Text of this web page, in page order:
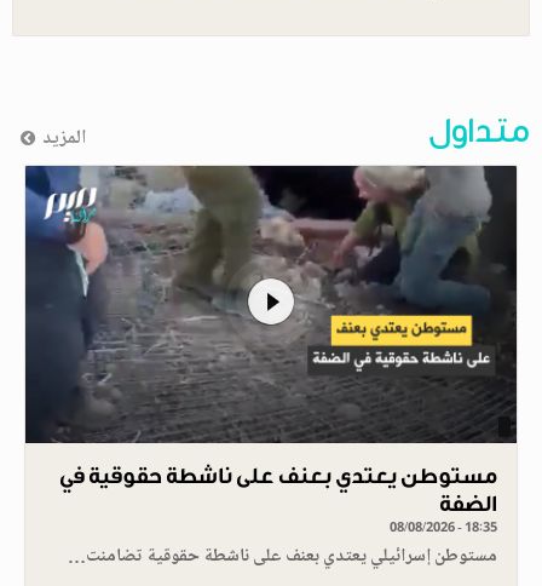
متداول المزيد
مستوطن يعتدي بعنف على ناشطة حقوقية في
الضفة
08/08/2026 - 18:35
مستوطن إسرائيلي يعتدي بعنف على ناشطة حقوقية تضامنت…